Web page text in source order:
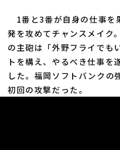
1番と3番が自身の仕事を
発を攻めてチャンスメイク
の主砲は「外野フライでも
トを構え、やるべき仕事を
した。福岡ソフトバンクの
初回の攻撃だった。